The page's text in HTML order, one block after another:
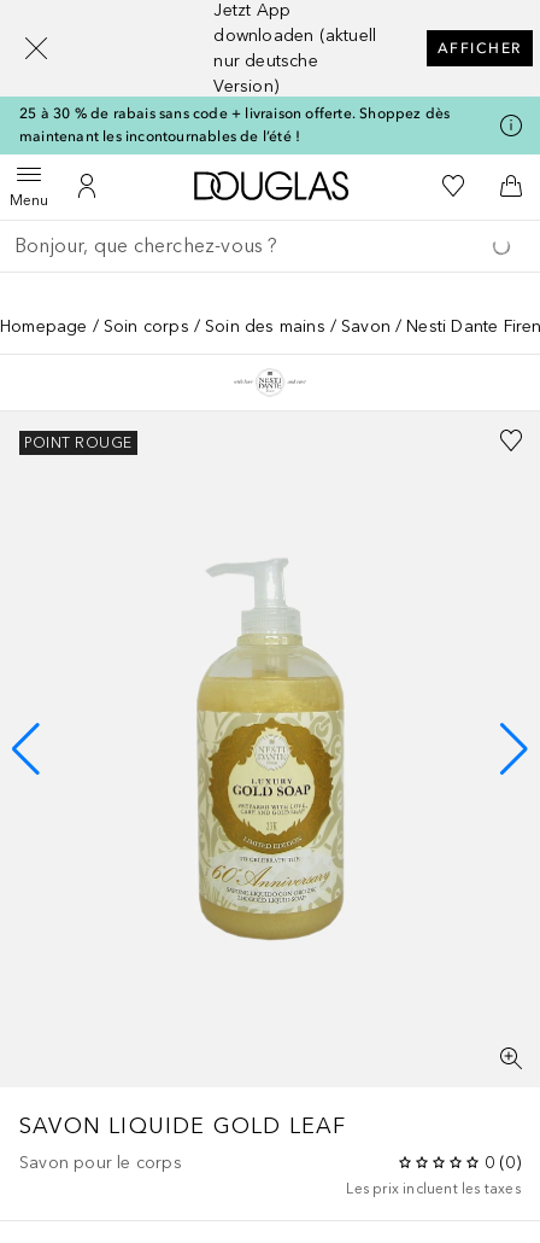
Jetzt App
downloaden (aktuell
nur deutsche
Version)
AFFICHER
25 à 30 % de rabais sans code + livraison offerte. Shoppez dès
maintenant les incontournables de l’été !
MenuOuvrir le menuVers Mon Compte
Vers l'accueil Douglas
Vers Ma
Retourner
Exécuter la recherche
Homepage Soin corps Soin des mains Savon Nesti Dante
POINT ROUGE
SAVON LIQUIDE GOLD LEAF
Savon pour le corps 0 (0)
Les prix incluent les taxes
[navigation.slideout.screenreader]